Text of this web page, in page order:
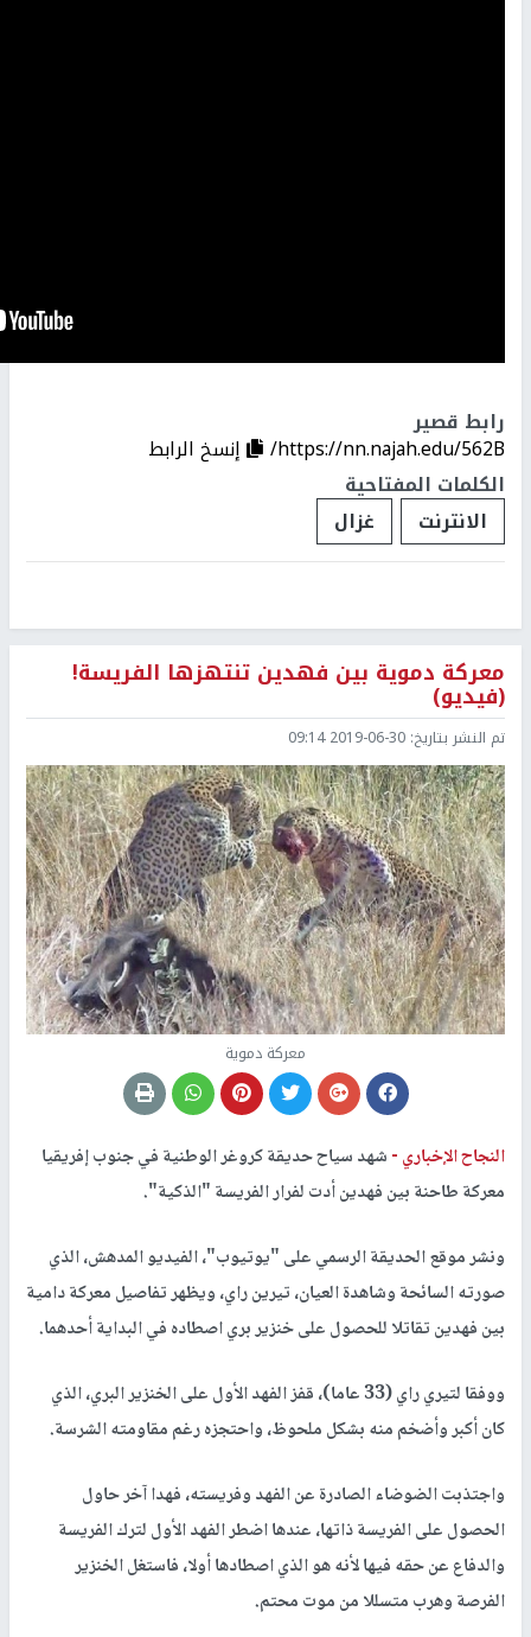
رابط قصير
https://nn.najah.edu/562B/
إنسخ الرابط
الكلمات المفتاحية
الانترنت
غزال
معركة دموية بين فهدين تنتهزها الفريسة!
(فيديو)
تم النشر بتاريخ: 2019-06-30 09:14
معركة دموية
النجاح الإخباري -شهد سياح حديقة كروغر الوطنية في جنوب إفريقيا
معركة طاحنة بين فهدين أدت لفرار الفريسة "الذكية".
ونشر موقع الحديقة الرسمي على "يوتيوب"، الفيديو المدهش، الذي
صورته السائحة وشاهدة العيان، تيرين راي، ويظهر تفاصيل معركة دامية
بين فهدين تقاتلا للحصول على خنزير بري اصطاده في البداية أحدهما.
ووفقا لتيري راي (33 عاما)، قفز الفهد الأول على الخنزير البري، الذي
كان أكبر وأضخم منه بشكل ملحوظ، واحتجزه رغم مقاومته الشرسة.
واجتذبت الضوضاء الصادرة عن الفهد وفريسته، فهدا آخر حاول
الحصول على الفريسة ذاتها، عندها اضطر الفهد الأول لترك الفريسة
والدفاع عن حقه فيها لأنه هو الذي اصطادها أولا، فاستغل الخنزير
الفرصة وهرب متسللا من موت محتم.